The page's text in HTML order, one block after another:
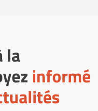
la
informé